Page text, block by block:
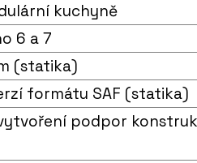
kuchyně
6 a 7
(statika)
formátu SAF (statika)
podpor